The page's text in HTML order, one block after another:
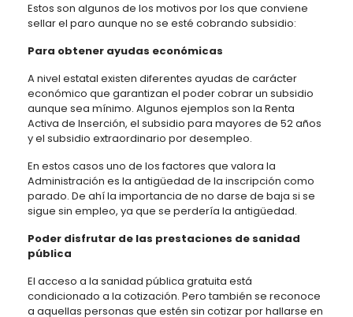
Estos son algunos de los motivos por los que conviene
sellar el paro aunque no se esté cobrando subsidio:
Para obtener ayudas económicas
A nivel estatal existen diferentes ayudas de carácter
económico que garantizan el poder cobrar un subsidio
aunque sea mínimo. Algunos ejemplos son la Renta
Activa de Inserción, el subsidio para mayores de 52 años
y el subsidio extraordinario por desempleo.
En estos casos uno de los factores que valora la
Administración es la antigüedad de la inscripción como
parado. De ahí la importancia de no darse de baja si se
sigue sin empleo, ya que se perdería la antigüedad.
Poder disfrutar de las prestaciones de sanidad
pública
El acceso a la sanidad pública gratuita está
condicionado a la cotización. Pero también se reconoce
a aquellas personas que estén sin cotizar por hallarse en